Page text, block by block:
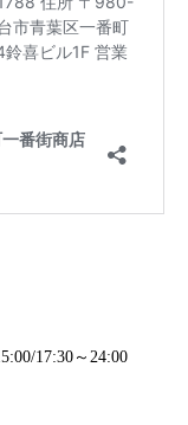
17:30～24:00